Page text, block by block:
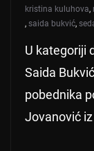
kristina kuluhova,
, saida bukvić,
U kategoriji
Saida
pobednika
Jovanović